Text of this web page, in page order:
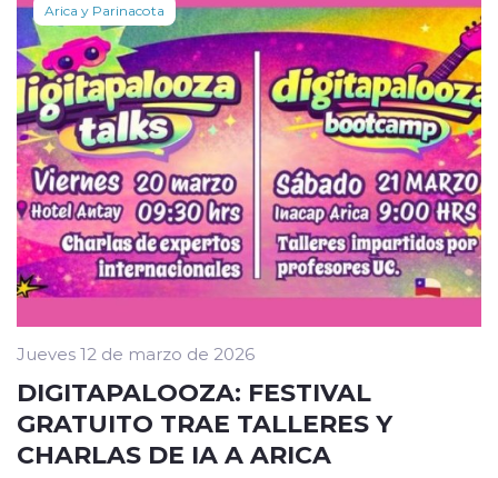
Arica y Parinacota
Jueves 12 de marzo de 2026
DIGITAPALOOZA: FESTIVAL
GRATUITO TRAE TALLERES Y
CHARLAS DE IA A ARICA